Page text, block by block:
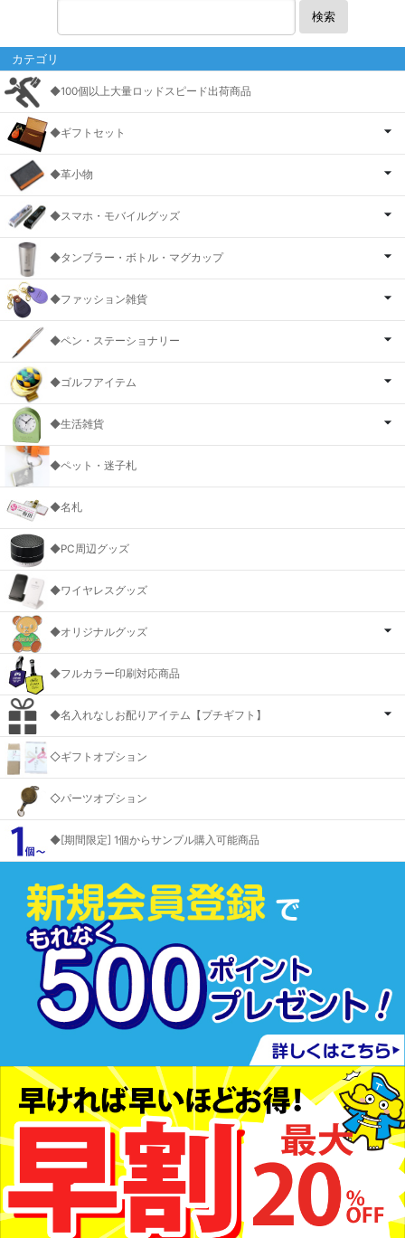
検索
カテゴリ
◆100個以上大量ロッドスピード出荷商品
◆ギフトセット
◆革小物
◆スマホ・モバイルグッズ
◆タンブラー・ボトル・マグカップ
◆ファッション雑貨
◆ペン・ステーショナリー
◆ゴルフアイテム
◆生活雑貨
◆ペット・迷子札
◆名札
◆PC周辺グッズ
◆ワイヤレスグッズ
◆オリジナルグッズ
◆フルカラー印刷対応商品
◆名入れなしお配りアイテム【プチギフト】
◇ギフトオプション
◇パーツオプション
◆[期間限定] 1個からサンプル購入可能商品